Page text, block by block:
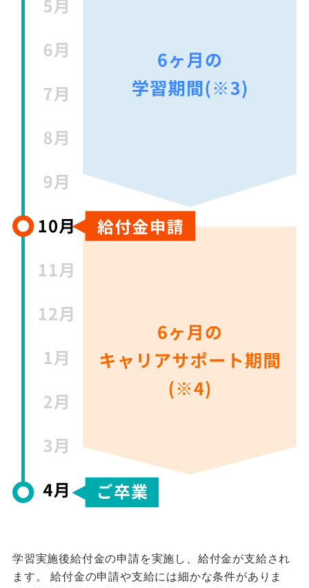
学習実施後給付金の申請を実施し、給付金が支給され
ます。 給付金の申請や支給には細かな条件がありま